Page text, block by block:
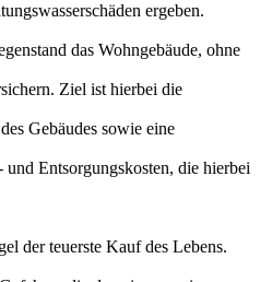
ergeben.
das Wohngebäude, ohne
Ziel ist hierbei die
Gebäudes sowie eine
Entsorgungskosten, die hierbei
der teuerste Kauf des Lebens.